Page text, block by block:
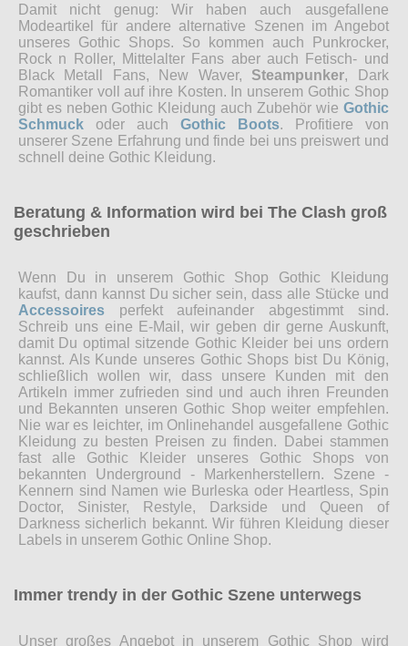
Damit nicht genug: Wir haben auch ausgefallene
Modeartikel für andere alternative Szenen im Angebot
unseres Gothic Shops. So kommen auch Punkrocker,
Rock n Roller, Mittelalter Fans aber auch Fetisch- und
Black Metall Fans, New Waver, Steampunker, Dark
Romantiker voll auf ihre Kosten. In unserem Gothic Shop
gibt es neben Gothic Kleidung auch Zubehör wie Gothic
Schmuck oder auch Gothic Boots. Profitiere von
unserer Szene Erfahrung und finde bei uns preiswert und
schnell deine Gothic Kleidung.
Beratung & Information wird bei The Clash groß
geschrieben
Wenn Du in unserem Gothic Shop Gothic Kleidung
kaufst, dann kannst Du sicher sein, dass alle Stücke und
Accessoires perfekt aufeinander abgestimmt sind.
Schreib uns eine E-Mail, wir geben dir gerne Auskunft,
damit Du optimal sitzende Gothic Kleider bei uns ordern
kannst. Als Kunde unseres Gothic Shops bist Du König,
schließlich wollen wir, dass unsere Kunden mit den
Artikeln immer zufrieden sind und auch ihren Freunden
und Bekannten unseren Gothic Shop weiter empfehlen.
Nie war es leichter, im Onlinehandel ausgefallene Gothic
Kleidung zu besten Preisen zu finden. Dabei stammen
fast alle Gothic Kleider unseres Gothic Shops von
bekannten Underground - Markenherstellern. Szene -
Kennern sind Namen wie Burleska oder Heartless, Spin
Doctor, Sinister, Restyle, Darkside und Queen of
Darkness sicherlich bekannt. Wir führen Kleidung dieser
Labels in unserem Gothic Online Shop.
Immer trendy in der Gothic Szene unterwegs
Unser großes Angebot in unserem Gothic Shop wird